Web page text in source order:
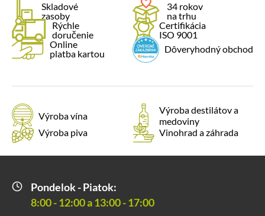
Skladové
zasoby
34 rokov
na trhu
Rýchle
doručenie
Certifikácia
ISO 9001
Online
platba kartou
Dôveryhodný obchod
Výroba vína
Výroba destilátov a
medoviny
Výroba piva
Vinohrad a záhrada
Pondelok - Piatok:
8:00 - 12:00 a 13:00 - 17:00